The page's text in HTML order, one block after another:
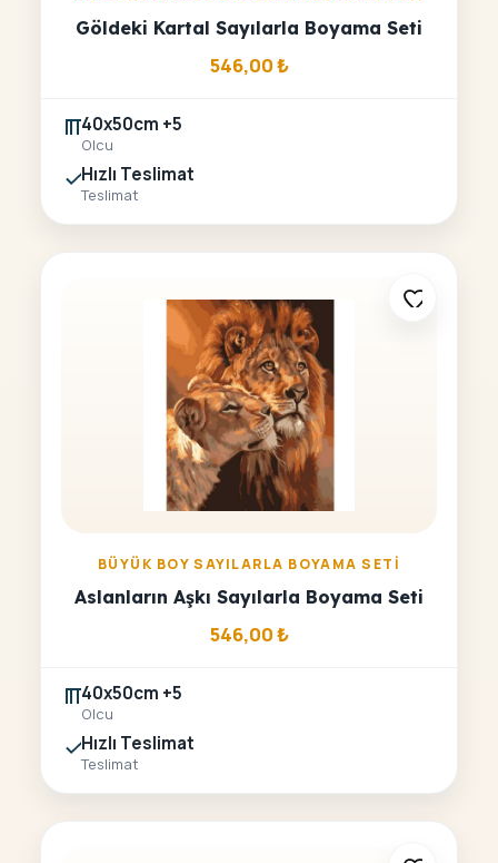
Göldeki Kartal Sayılarla Boyama Seti
546,00₺
40x50cm +5
Olcu
Hızlı Teslimat
Teslimat
BÜYÜK BOY SAYILARLA BOYAMA SETI
Aslanların Aşkı Sayılarla Boyama Seti
546,00₺
40x50cm +5
Olcu
Hızlı Teslimat
Teslimat